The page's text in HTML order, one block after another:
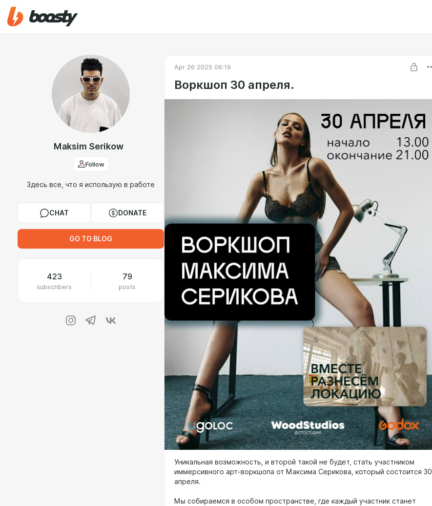
Maksim Serikow
Follow
Здесь все, что я использую в работе
CHAT DONATE
GO TO BLOG
423
subscribers
79
posts
Apr 26 2025 06:19
Воркшоп 30 апреля.
Уникальная возможность, и второй такой не будет, стать участником
иммерсивного арт-воркшопа от Максима Серикова, который состоится 30
апреля.
Мы собираемся в особом пространстве, где каждый участник станет